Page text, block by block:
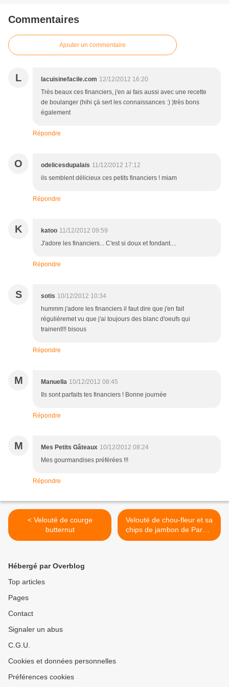
Commentaires
Ajouter un commentaire
L lacuisinefacile.com 12/12/2012 16:20
Très beaux ces financiers, j'en ai fais aussi avec une recette
de boulanger (hihi çà sert les connaissances :) )très bons
également
Répondre
O odelicesdupalais 11/12/2012 17:12
ils semblent délicieux ces petits financiers ! miam
Répondre
K katoo 11/12/2012 09:59
J'adore les financiers... C'est si doux et fondant....
Répondre
S sotis 10/12/2012 10:34
hummm j'adore les financiers il faut dire que j'en fait
régulièremet vu que j'ai toujours des blanc d'oeufs qui
trainent!!! bisous
Répondre
M Manuella 10/12/2012 08:45
Ils sont parfaits tes financiers ! Bonne journée
Répondre
M Mes Petits Gâteaux 10/12/2012 08:24
Mes gourmandises préférées !!!
Répondre
< Velouté de courge
butternut
Velouté de chou-fleur et sa
chips de jambon de Parme
>
Hébergé par Overblog
Top articles
Pages
Contact
Signaler un abus
C.G.U.
Cookies et données personnelles
Préférences cookies